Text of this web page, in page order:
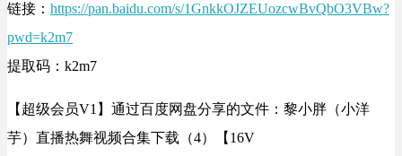
链接： https://pan.baidu.com/s/1GnkkOJZEUozcwBvQbO3VBw?
pwd=k2m7
提取码：k2m7
【超级会员V1】通过百度网盘分享的文件：黎小胖（小洋
芋）直播热舞视频合集下载（4）【16V